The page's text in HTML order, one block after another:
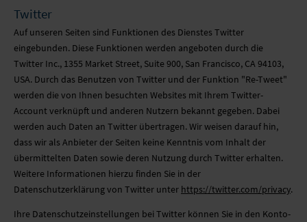
Twitter
Auf unseren Seiten sind Funktionen des Dienstes Twitter
eingebunden. Diese Funktionen werden angeboten durch die
Twitter Inc., 1355 Market Street, Suite 900, San Francisco, CA 94103,
USA. Durch das Benutzen von Twitter und der Funktion "Re-Tweet"
werden die von Ihnen besuchten Websites mit Ihrem Twitter-
Account verknüpft und anderen Nutzern bekannt gegeben. Dabei
werden auch Daten an Twitter übertragen. Wir weisen darauf hin,
dass wir als Anbieter der Seiten keine Kenntnis vom Inhalt der
übermittelten Daten sowie deren Nutzung durch Twitter erhalten.
Weitere Informationen hierzu finden Sie in der
Datenschutzerklärung von Twitter unter https://twitter.com/privacy.
Ihre Datenschutzeinstellungen bei Twitter können Sie in den Konto-